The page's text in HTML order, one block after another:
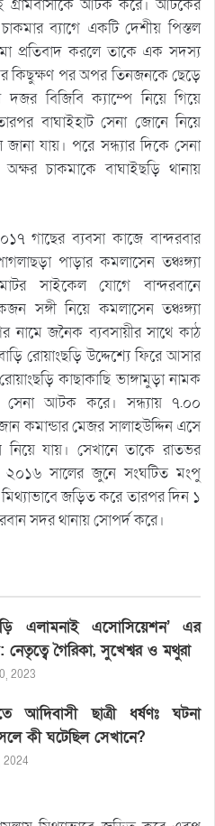
গ্রামবাসীকে আটক করে। আটকের
ব্যাগে একটি দেশীয় পিস্তল
প্রতিবাদ করলে তাকে এক সদস্য
কিছুক্ষণ পর অপর তিনজনকে ছেড়ে
বিজিবি ক্যাম্পে নিয়ে গিয়ে
বাঘাইহাট সেনা জোনে নিয়ে
যায়। পরে সন্ধ্যার দিকে সেনা
চাকমাকে বাঘাইছড়ি থানায়
গাছের ব্যবসা কাজে বান্দরবার
পাড়ার কমলাসেন তঞ্চঙ্গ্যা
সাইকেল যোগে বান্দরবানে
সঙ্গী নিয়ে কমলাসেন তঞ্চঙ্গ্যা
নামে জনৈক ব্যবসায়ীর সাথে কাঠ
রোয়াংছড়ি উদ্দেশ্যে ফিরে আসার
কাছাকাছি ভাঙ্গামুড়া নামক
সেনা আটক করে। সন্ধ্যায় ৭.০০
কমান্ডার মেজর সালাহউদ্দিন এসে
নিয়ে যায়। সেখানে তাকে রাতভর
২০১৬ সালের জুনে সংঘটিত মংপু
জড়িত করে তারপর দিন ১
সদর থানায় সোপর্দ করে।
এলামনাই এসোসিয়েশন’ এর
গৈরিকা, সুখেশ্বর ও মথুরা
2023
আদিবাসী ছাত্রী ধর্ষণঃ ঘটনা
কী ঘটেছিল সেখানে?
2024